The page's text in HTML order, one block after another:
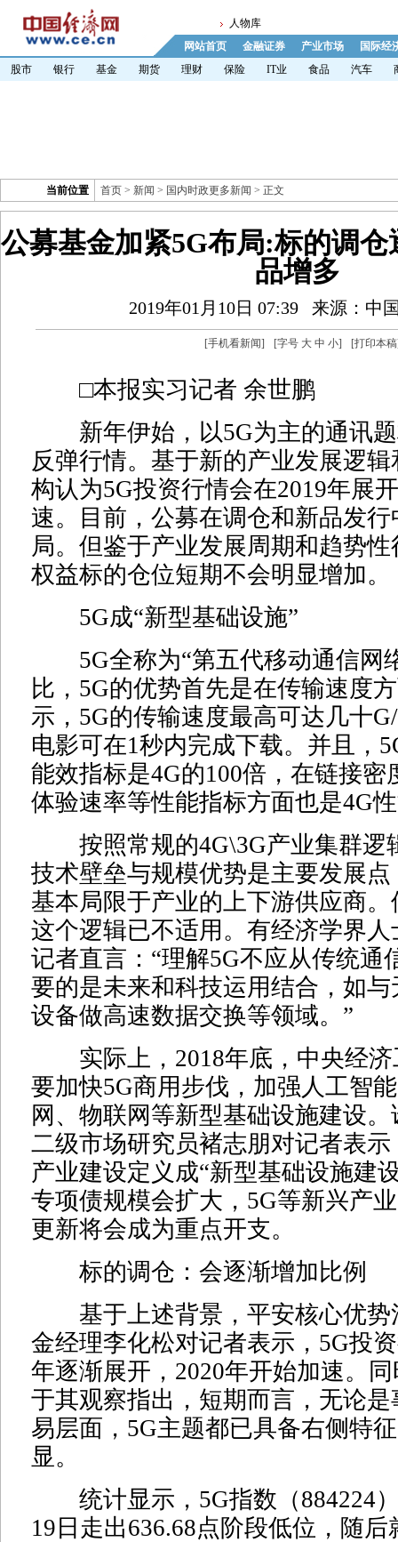
人物库
网站首页
金融证券 产业市场
国际经
股市
银行 基金 期货 理财 保险 IT业 食品 汽车
当前位置 首页 > 新闻 > 国内时政更多新闻 > 正文
公募基金加紧5G布局:标的调
品增多
2019年01月10日 07:39 来源：中
[手机看新闻] [字号 大 中 小] [打印本稿
□本报实习记者 余世鹏
新年伊始，以5G为主的通讯题
反弹行情。基于新的产业发展逻
构认为5G投资行情会在2019年展
速。目前，公募在调仓和新品发行
局。但鉴于产业发展周期和趋势
权益标的仓位短期不会明显增加。
5G成“新型基础设施”
5G全称为“第五代移动通信网
比，5G的优势首先是在传输速度
示，5G的传输速度最高可达几十
电影可在1秒内完成下载。并且，
能效指标是4G的100倍，在链接密
体验速率等性能指标方面也是4G
按照常规的4G\3G产业集群逻
技术壁垒与规模优势是主要发展
基本局限于产业的上下游供应商
这个逻辑已不适用。有经济学界
记者直言：“理解5G不应从传统通
要的是未来和科技运用结合，如
设备做高速数据交换等领域。”
实际上，2018年底，中央经济
要加快5G商用步伐，加强人工智
网、物联网等新型基础设施建设
二级市场研究员褚志朋对记者表示
产业建设定义成“新型基础设施建
专项债规模会扩大，5G等新兴产
更新将会成为重点开支。
标的调仓：会逐渐增加比例
基于上述背景，平安核心优势
金经理李化松对记者表示，5G投
年逐渐展开，2020年开始加速。
于其观察指出，短期而言，无论
易层面，5G主题都已具备右侧特
显。
统计显示，5G指数（884224）
19日走出636.68点阶段低位，随